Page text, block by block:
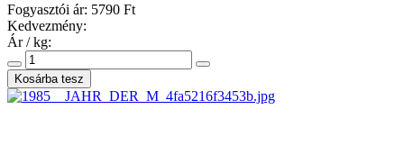
Fogyasztói ár: 5790 Ft
Kedvezmény:
Ár / kg: